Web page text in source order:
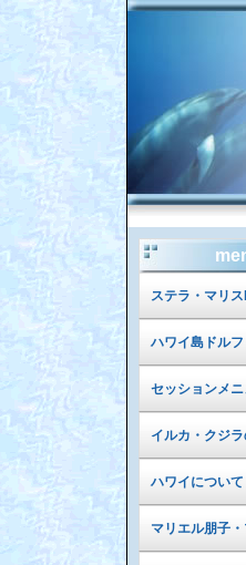
ステラ・マリ
ハワイ島ドル
セッションメ
イルカ・クジ
ハワイについて
マリエル朋子